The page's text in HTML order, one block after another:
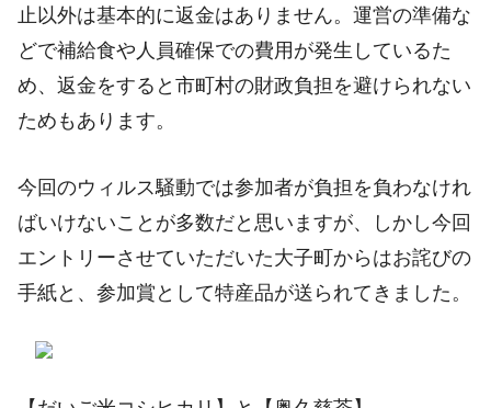
止以外は基本的に返金はありません。運営の準備な
どで補給食や人員確保での費用が発生しているた
め、返金をすると市町村の財政負担を避けられない
ためもあります。
今回のウィルス騒動では参加者が負担を負わなけれ
ばいけないことが多数だと思いますが、しかし今回
エントリーさせていただいた大子町からはお詫びの
手紙と、参加賞として特産品が送られてきました。